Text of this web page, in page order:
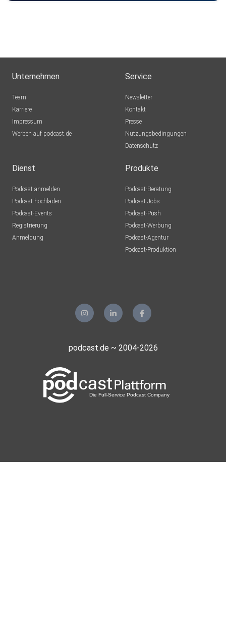
Unternehmen
Team
Karriere
Impressum
Werben auf podcast.de
Service
Newsletter
Kontakt
Presse
Nutzungsbedingungen
Datenschutz
Dienst
Podcast anmelden
Podcast hochladen
Podcast-Events
Registrierung
Anmeldung
Produkte
Podcast-Beratung
Podcast-Jobs
Podcast-Push
Podcast-Werbung
Podcast-Agentur
Podcast-Produktion
podcast.de ~ 2004-2026